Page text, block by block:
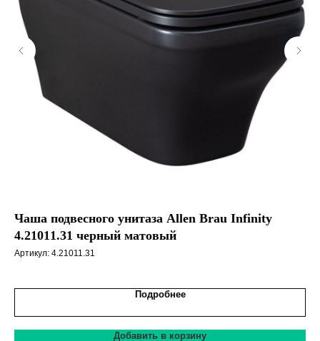
Чаша подвесного унитаза Allen Brau Infinity
4.21011.31 черный матовый
Артикул: 4.21011.31
Подробнее
Добавить в корзину